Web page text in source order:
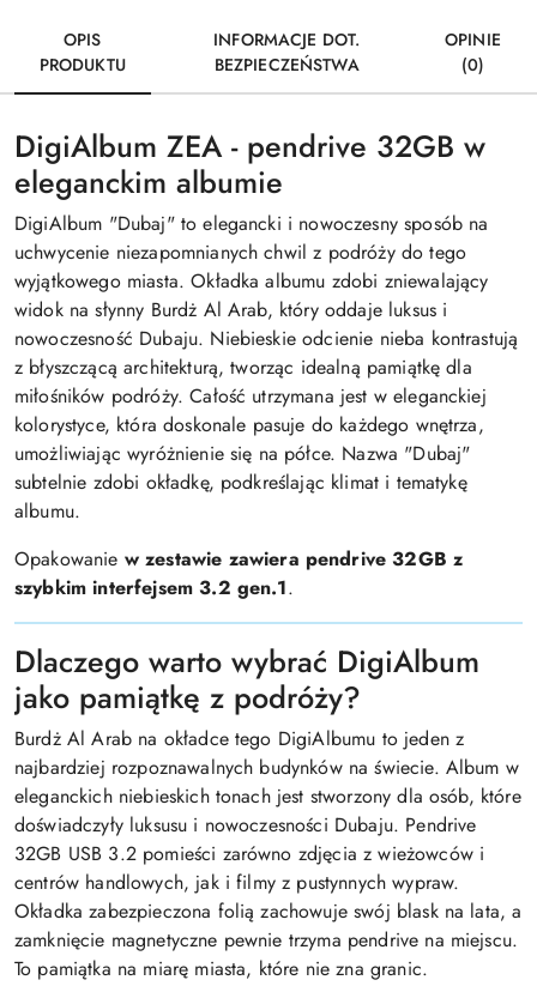
OPIS
PRODUKTU
INFORMACJE DOT.
BEZPIECZEŃSTWA
OPINIE
(0)
DigiAlbum ZEA - pendrive 32GB w
eleganckim albumie
DigiAlbum "Dubaj" to elegancki i nowoczesny sposób na
uchwycenie niezapomnianych chwil z podróży do tego
wyjątkowego miasta. Okładka albumu zdobi zniewalający
widok na słynny Burdż Al Arab, który oddaje luksus i
nowoczesność Dubaju. Niebieskie odcienie nieba kontrastują
z błyszczącą architekturą, tworząc idealną pamiątkę dla
miłośników podróży. Całość utrzymana jest w eleganckiej
kolorystyce, która doskonale pasuje do każdego wnętrza,
umożliwiając wyróżnienie się na półce. Nazwa "Dubaj"
subtelnie zdobi okładkę, podkreślając klimat i tematykę
albumu.
Opakowanie w zestawie zawiera pendrive 32GB z
szybkim interfejsem 3.2 gen.1.
Dlaczego warto wybrać DigiAlbum
jako pamiątkę z podróży?
Burdż Al Arab na okładce tego DigiAlbumu to jeden z
najbardziej rozpoznawalnych budynków na świecie. Album w
eleganckich niebieskich tonach jest stworzony dla osób, które
doświadczyły luksusu i nowoczesności Dubaju. Pendrive
32GB USB 3.2 pomieści zarówno zdjęcia z wieżowców i
centrów handlowych, jak i filmy z pustynnych wypraw.
Okładka zabezpieczona folią zachowuje swój blask na lata, a
zamknięcie magnetyczne pewnie trzyma pendrive na miejscu.
To pamiątka na miarę miasta, które nie zna granic.